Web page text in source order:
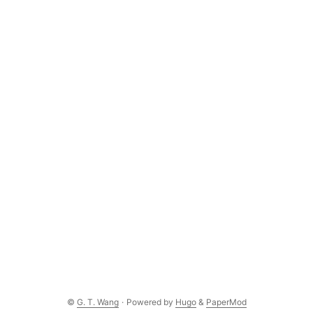
© G. T. Wang · Powered by Hugo& PaperMod